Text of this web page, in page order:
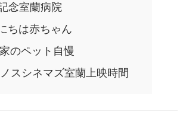
念室蘭病院
ちは赤ちゃん
のペット自慢
スシネマズ室蘭上映時間